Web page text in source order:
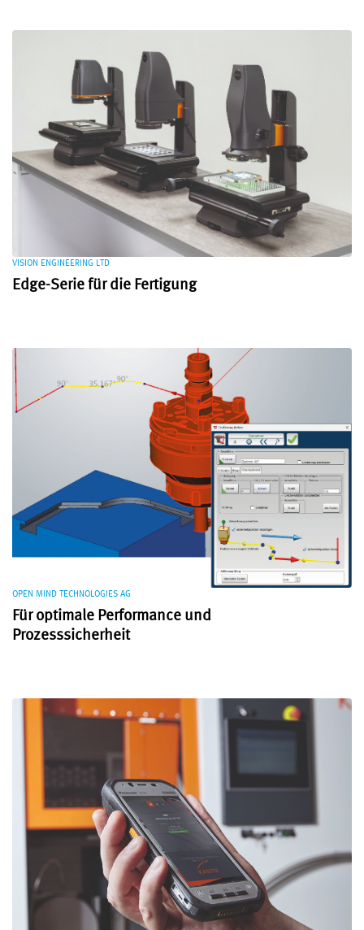
VISION ENGINEERING LTD
Edge-Serie für die Fertigung
OPEN MIND TECHNOLOGIES AG
Für optimale Performance und
Prozesssicherheit